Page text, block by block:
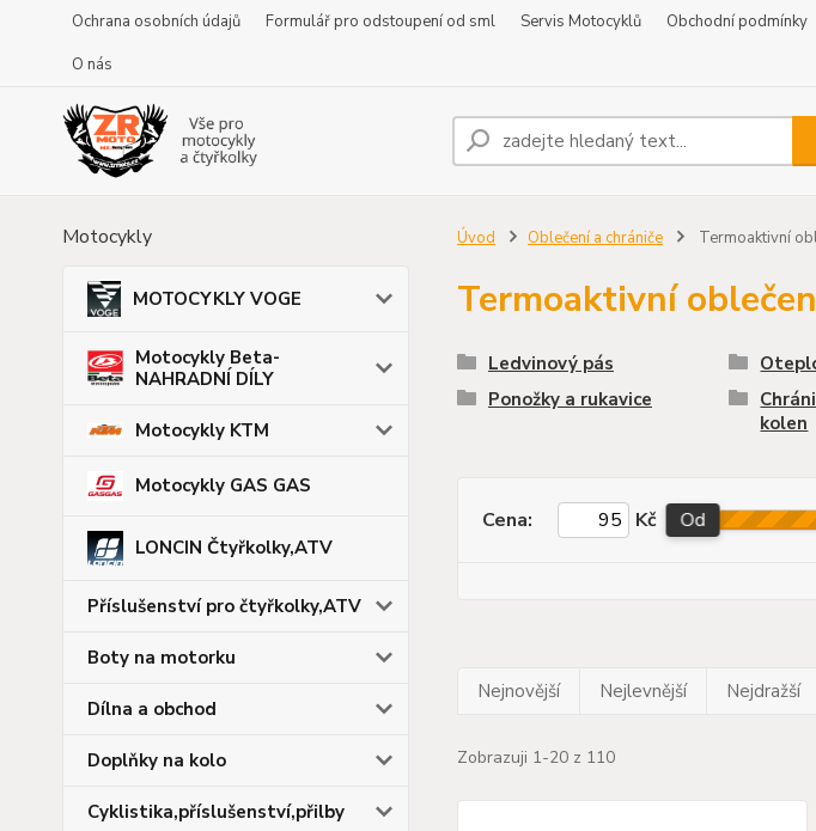
Ochrana osobních údajů Formulář pro odstoupení od sml Servis Motocyklů Obchodní podmínky
O nás
Motocykly
MOTOCYKLY VOGE
Motocykly Beta-
NAHRADNÍ DÍLY
Motocykly KTM
Motocykly GAS GAS
LONCIN Čtyřkolky,ATV
Příslušenství pro čtyřkolky,ATV
Boty na motorku
Dílna a obchod
Doplňky na kolo
Cyklistika,příslušenství,přilby
Úvod Oblečení a chrániče Termoaktivní
Termoaktivní
Ledvinový pás
Ponožky a rukavice
kolen
Cena: Kč Od
Nejnovější Nejlevnější Nejdražší
Zobrazuji 1-20 z 110